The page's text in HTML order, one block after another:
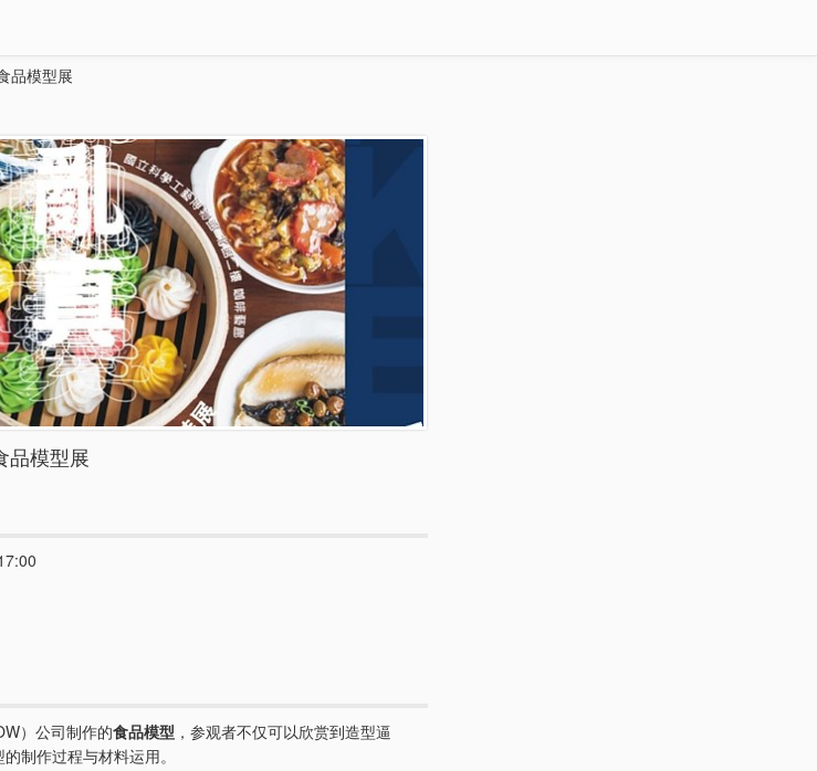
品模型展
品模型展
）公司制作的食品模型 ，参观者不仅可以欣赏到造型逼
制作过程与材料运用。